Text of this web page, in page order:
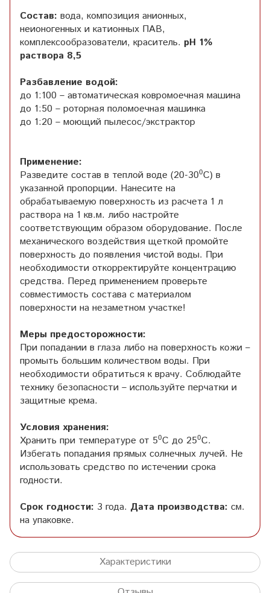
Состав: вода, композиция анионных,
неионогенных и катионных ПАВ,
комплексообразователи, краситель. pH 1%
раствора 8,5
Разбавление водой:
до 1:100 – автоматическая ковромоечная машина
до 1:50 – роторная поломоечная машинка
до 1:20 – моющий пылесос/экстрактор
Применение:
Разведите состав в теплой воде (20-300С) в
указанной пропорции. Нанесите на
обрабатываемую поверхность из расчета 1 л
раствора на 1 кв.м. либо настройте
соответствующим образом оборудование. После
механического воздействия щеткой промойте
поверхность до появления чистой воды. При
необходимости откорректируйте концентрацию
средства. Перед применением проверьте
совместимость состава с материалом
поверхности на незаметном участке!
Меры предосторожности:
При попадании в глаза либо на поверхность кожи –
промыть большим количеством воды. При
необходимости обратиться к врачу. Соблюдайте
технику безопасности – используйте перчатки и
защитные крема.
Условия хранения:
Хранить при температуре от 50С до 250С.
Избегать попадания прямых солнечных лучей. Не
использовать средство по истечении срока
годности.
Срок годности: 3 года. Дата производства: см.
на упаковке.
Характеристики